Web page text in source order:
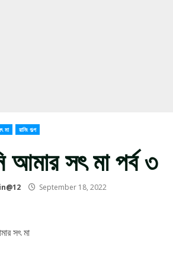
মা রানিং গল্প
আমার সৎ মা পর্ব ৩
September 18, 2022
সৎ মা